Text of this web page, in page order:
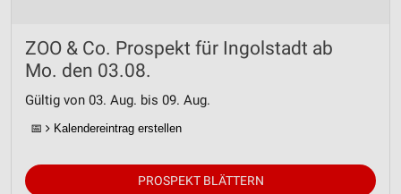
ZOO & Co. Prospekt für Ingolstadt ab
Mo. den 03.08.
Gültig von 03. Aug. bis 09. Aug.
📅 Kalendereintrag erstellen
PROSPEKT BLÄTTERN